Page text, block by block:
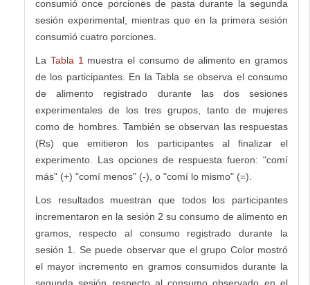
consumió once porciones de pasta durante la segunda
sesión experimental, mientras que en la primera sesión
consumió cuatro porciones.
La Tabla 1 muestra el consumo de alimento en gramos
de los participantes. En la Tabla se observa el consumo
de alimento registrado durante las dos sesiones
experimentales de los tres grupos, tanto de mujeres
como de hombres. También se observan las respuestas
(Rs) que emitieron los participantes al finalizar el
experimento. Las opciones de respuesta fueron: "comí
más" (+) "comí menos" (-), o "comí lo mismo" (=).
Los resultados muestran que todos los participantes
incrementaron en la sesión 2 su consumo de alimento en
gramos, respecto al consumo registrado durante la
sesión 1. Se puede observar que el grupo Color mostró
el mayor incremento en gramos consumidos durante la